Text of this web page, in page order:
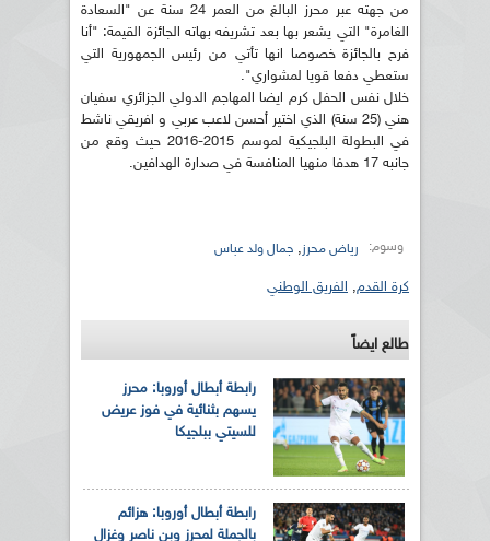
من جهته عبر محرز البالغ من العمر 24 سنة عن "السعادة
الغامرة" التي يشعر بها بعد تشريفه بهاته الجائزة القيمة: "أنا
فرح بالجائزة خصوصا انها تأتي من رئيس الجمهورية التي
ستعطي دفعا قويا لمشواري".
خلال نفس الحفل كرم ايضا المهاجم الدولي الجزائري سفيان
هني (25 سنة) الذي اختير أحسن لاعب عربي و افريقي ناشط
في البطولة البلجيكية لموسم 2015-2016 حيث وقع من
جانبه 17 هدفا منهيا المنافسة في صدارة الهدافين.
وسوم: رياض محرز, جمال ولد عباس
كرة القدم, الفريق الوطني
طالع ايضاً
رابطة أبطال أوروبا: محرز
يسهم بثنائية في فوز عريض
للسيتي ببلجيكا
رابطة أبطال أوروبا: هزائم
بالجملة لمحرز وبن ناصر وغزال